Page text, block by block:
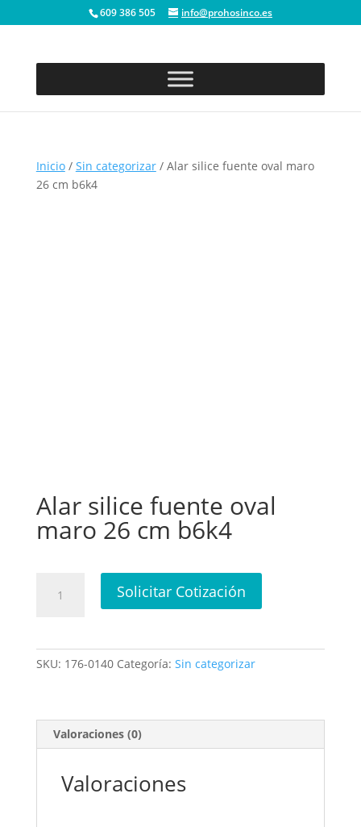
609 386 505 info@prohosinco.es
Inicio/ Sin categorizar/ Alar silice fuente oval maro
26 cm b6k4
Alar silice fuente oval
maro 26 cm b6k4
silice
cantidad
Solicitar Cotización
SKU: 176-0140 Categoría: Sin categorizar
Valoraciones (0)
Valoraciones